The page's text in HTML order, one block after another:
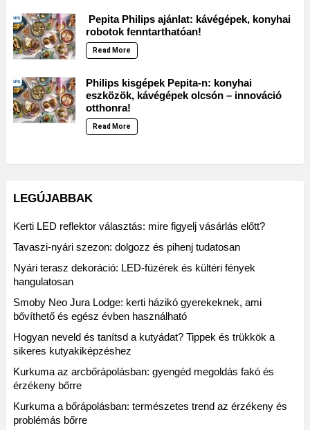
Pepita Philips ajánlat: kávégépek, konyhai
robotok fenntarthatóan!
Read More
Philips kisgépek Pepita-n: konyhai
eszközök, kávégépek olcsón – innováció
otthonra!
Read More
LEGÚJABBAK
Kerti LED reflektor választás: mire figyelj vásárlás előtt?
Tavaszi-nyári szezon: dolgozz és pihenj tudatosan
Nyári terasz dekoráció: LED-füzérek és kültéri fények
hangulatosan
Smoby Neo Jura Lodge: kerti házikó gyerekeknek, ami
bővíthető és egész évben használható
Hogyan neveld és tanítsd a kutyádat? Tippek és trükkök a
sikeres kutyakiképzéshez
Kurkuma az arcbőrápolásban: gyengéd megoldás fakó és
érzékeny bőrre
Kurkuma a bőrápolásban: természetes trend az érzékeny és
problémás bőrre